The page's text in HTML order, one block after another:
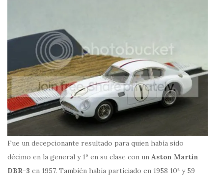
Fue un decepcionante resultado para quien había sido
décimo en la general y 1º en su clase con un Aston Martin
DBR-3 en 1957. También había particiado en 1958 10ª y 59